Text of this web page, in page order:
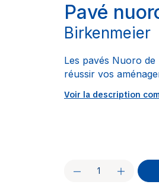
Pavé
Birkenmeier
Les pavés Nuoro
réussir vos
Voir la description